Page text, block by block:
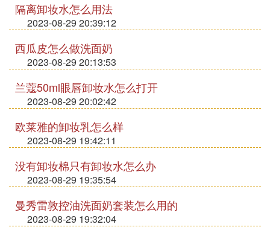
隔离卸妆水怎么用法
2023-08-29 20:39:12
西瓜皮怎么做洗面奶
2023-08-29 20:13:53
兰蔻50ml眼唇卸妆水怎么打开
2023-08-29 20:02:42
欧莱雅的卸妆乳怎么样
2023-08-29 19:42:11
没有卸妆棉只有卸妆水怎么办
2023-08-29 19:35:54
曼秀雷敦控油洗面奶套装怎么用的
2023-08-29 19:32:04